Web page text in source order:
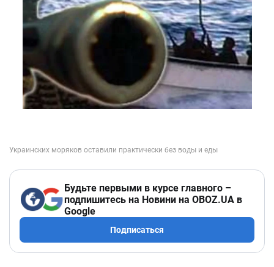
Будьте первыми в курсе главного –
подпишитесь на Новини на OBOZ.UA в
Google
Подписаться